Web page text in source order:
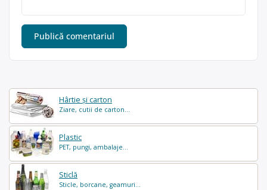
Hârtie și carton
Ziare, cutii de carton...
Plastic
PET, pungi, ambalaje...
Sticlă
Sticle, borcane, geamuri...